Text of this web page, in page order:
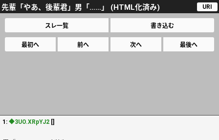
先輩「やあ、後輩君」男「……」 (HTML化済み) URI
スレ一覧 書き込む
最初へ 前へ 次へ 最後へ
1: ◆3UO.XRpYJ2 []